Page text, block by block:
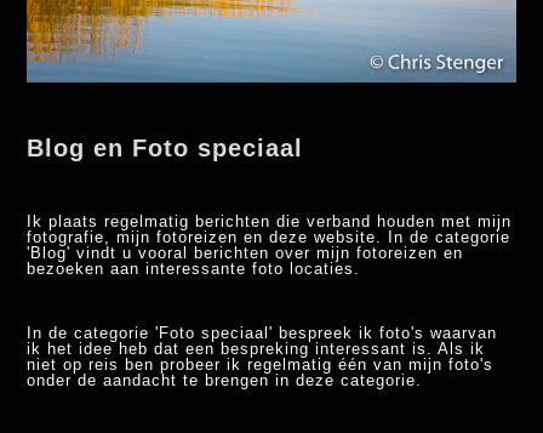
Blog en Foto speciaal
Ik plaats regelmatig berichten die verband houden met mijn
fotografie, mijn fotoreizen en deze website. In de categorie
'Blog' vindt u vooral berichten over mijn fotoreizen en
bezoeken aan interessante foto locaties.
In de categorie 'Foto speciaal' bespreek ik foto's waarvan
ik het idee heb dat een bespreking interessant is. Als ik
niet op reis ben probeer ik regelmatig één van mijn foto's
onder de aandacht te brengen in deze categorie.